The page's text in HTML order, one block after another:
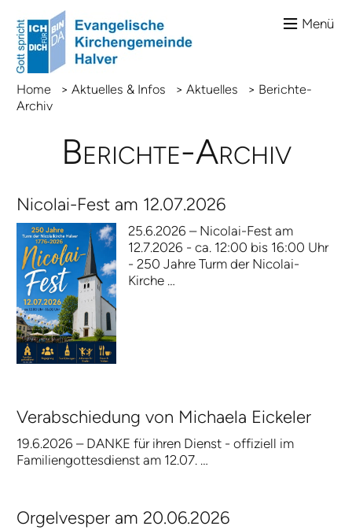
Menü
Home > Aktuelles & Infos > Aktuelles > Berichte-
Archiv
Berichte-Archiv
Nicolai-Fest am 12.07.2026
25.6.2026 – Nicolai-Fest am
12.7.2026 - ca. 12:00 bis 16:00 Uhr
- 250 Jahre Turm der Nicolai-
Kirche …
Verabschiedung von Michaela Eickeler
19.6.2026 – DANKE für ihren Dienst - offiziell im
Familiengottesdienst am 12.07. …
Orgelvesper am 20.06.2026